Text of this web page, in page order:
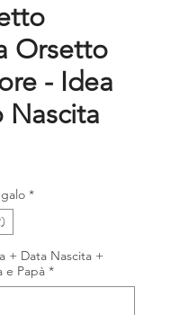
Orsetto
- Idea
Nascita
*
+ Data Nascita +
e Papà *